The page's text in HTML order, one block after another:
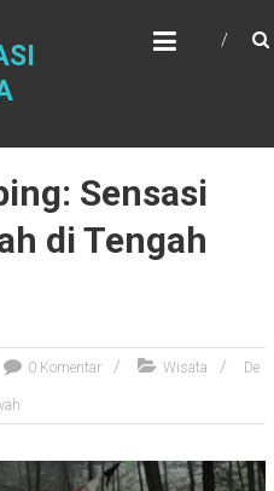
Sensasi
di Tengah
0 Komentar Wisata De